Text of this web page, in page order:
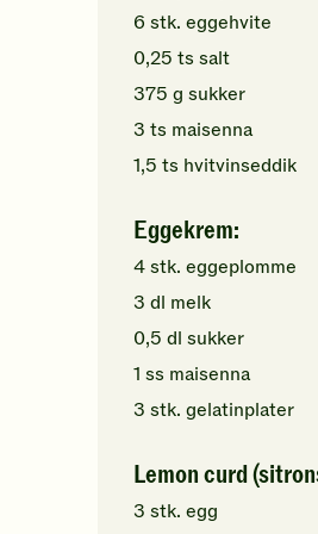
6 stk. eggehvite
0,25 ts salt
375 g sukker
3 ts maisenna
1,5 ts hvitvinseddik
Eggekrem:
4stk. eggeplomme
3 dl melk
0,5 dl sukker
1 ss maisenna
3 stk. gelatinplater
Lemon curd
3 stk. egg